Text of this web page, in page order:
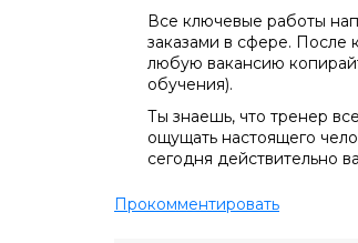
Все ключевые работы
заказами в сфере. После
любую вакансию
обучения).
Ты знаешь, что тренер
ощущать настоящего
сегодня действительно
Прокомментировать